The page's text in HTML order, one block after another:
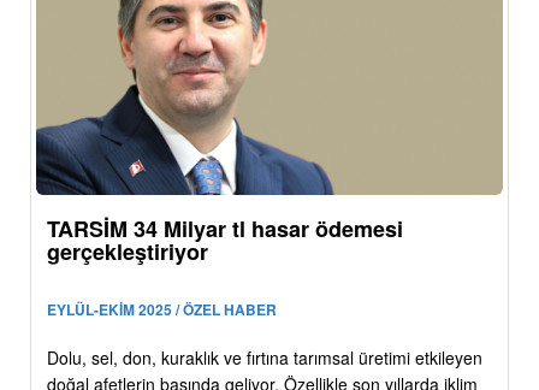
TARSİM 34 Milyar tl hasar ödemesi
gerçekleştiriyor
EYLÜL-EKİM 2025 / ÖZEL HABER
Dolu, sel, don, kuraklık ve fırtına tarımsal üretimi etkileyen
doğal afetlerin başında geliyor. Özellikle son yıllarda iklim